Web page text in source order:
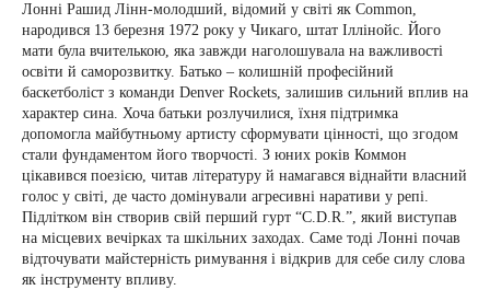
Лонні Рашид Лінн-молодший, відомий у світі як Common,
народився 13 березня 1972 року у Чикаго, штат Іллінойс. Його
мати була вчителькою, яка завжди наголошувала на важливості
освіти й саморозвитку. Батько – колишній професійний
баскетболіст з команди Denver Rockets, залишив сильний вплив на
характер сина. Хоча батьки розлучилися, їхня підтримка
допомогла майбутньому артисту сформувати цінності, що згодом
стали фундаментом його творчості. З юних років Коммон
цікавився поезією, читав літературу й намагався віднайти власний
голос у світі, де часто домінували агресивні наративи у репі.
Підлітком він створив свій перший гурт “C.D.R.”, який виступав
на місцевих вечірках та шкільних заходах. Саме тоді Лонні почав
відточувати майстерність римування і відкрив для себе силу слова
як інструменту впливу.